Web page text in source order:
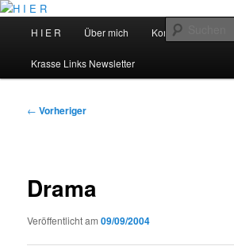
Zum
springenH I E R
H I E R Über mich Kontakt
Krasse Links Newsletter
Beitragsnavigation
← Vorheriger
Drama
Veröffentlicht am09/09/2004